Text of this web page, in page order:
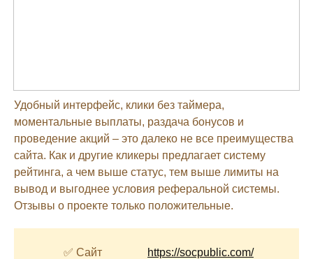
Удобный интерфейс, клики без таймера,
моментальные выплаты, раздача бонусов и
проведение акций – это далеко не все преимущества
сайта. Как и другие кликеры предлагает систему
рейтинга, а чем выше статус, тем выше лимиты на
вывод и выгоднее условия реферальной системы.
Отзывы о проекте только положительные.
✅ Сайт
https://socpublic.com/